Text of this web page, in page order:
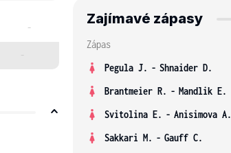
-
-
Zajímavé zápasy
Zápas
Pegula J. - Shnaider D.
Brantmeier R. - Mandlik E.
Svitolina E. - Anisimova A.
Sakkari M. - Gauff C.